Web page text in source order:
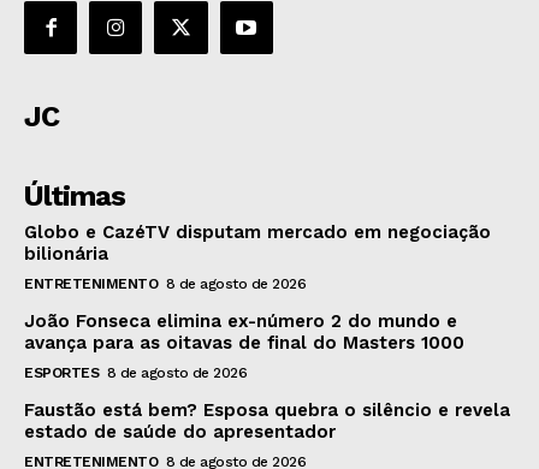
JC
Últimas
Globo e CazéTV disputam mercado em negociação
bilionária
ENTRETENIMENTO 8 de agosto de 2026
João Fonseca elimina ex-número 2 do mundo e
avança para as oitavas de final do Masters 1000
ESPORTES 8 de agosto de 2026
Faustão está bem? Esposa quebra o silêncio e revela
estado de saúde do apresentador
ENTRETENIMENTO 8 de agosto de 2026